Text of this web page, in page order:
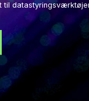
til